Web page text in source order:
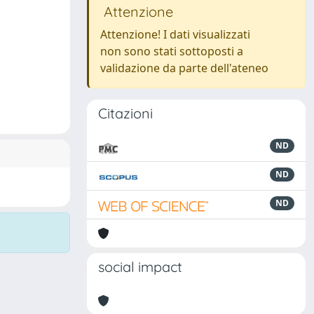
Attenzione
Attenzione! I dati visualizzati
non sono stati sottoposti a
validazione da parte dell'ateneo
Citazioni
ND
ND
ND
social impact